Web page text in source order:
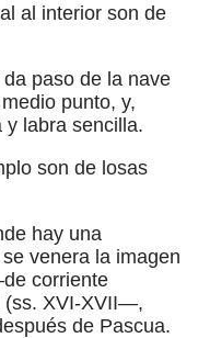
al interior son de
paso de la nave
punto, y,
y labra sencilla.
son de losas
hay una
venera la imagen
corriente
(ss. XVI-XVII—,
de Pascua.